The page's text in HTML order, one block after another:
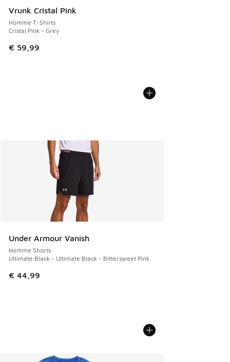
Vrunk Cristal Pink
Homme T-Shirts
Cristal Pink - Grey
€ 59,99
Under Armour Vanish
Homme Shorts
Ultimate Black - Ultimate Black - Bittersweet Pink
€ 44,99